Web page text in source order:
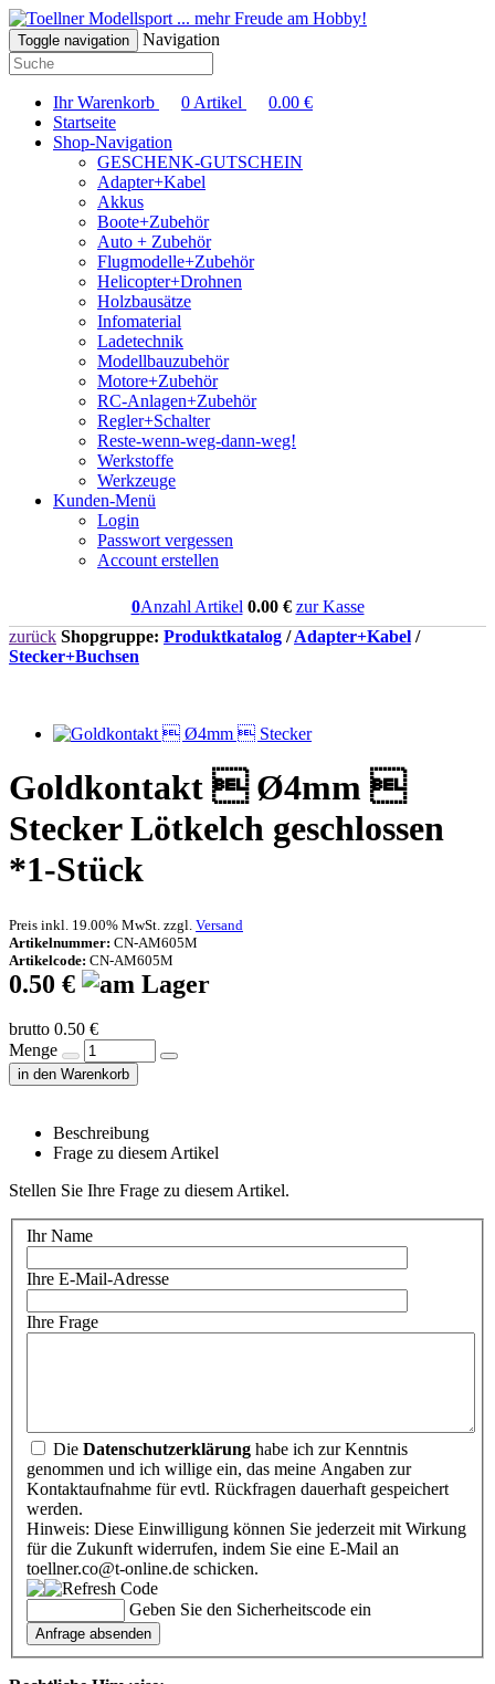
... mehr Freude am Hobby!
Toggle navigation Navigation
Ihr Warenkorb 0 Artikel 0.00 €
Startseite
Shop-Navigation
GESCHENK-GUTSCHEIN
Adapter+Kabel
Akkus
Boote+Zubehör
Auto + Zubehör
Flugmodelle+Zubehör
Helicopter+Drohnen
Holzbausätze
Infomaterial
Ladetechnik
Modellbauzubehör
Motore+Zubehör
RC-Anlagen+Zubehör
Regler+Schalter
Reste-wenn-weg-dann-weg!
Werkstoffe
Werkzeuge
Kunden-Menü
Login
Passwort vergessen
Account erstellen
0Anzahl Artikel 0.00€ zur Kasse
zurück Shopgruppe: Produktkatalog /Adapter+Kabel /
Stecker+Buchsen
Goldkontakt  Ø4mm 
Stecker Lötkelch geschlossen
*1-Stück
Preis inkl. 19.00% MwSt. zzgl. Versand
Artikelnummer: CN-AM605M
Artikelcode: CN-AM605M
0.50 €
brutto 0.50 €
Menge
in den Warenkorb
Beschreibung
Frage zu diesem Artikel
Stellen Sie Ihre Frage zu diesem Artikel.
Ihr Name
Ihre E-Mail-Adresse
Ihre Frage
Die Datenschutzerklärung habe ich zur Kenntnis
genommen und ich willige ein, das meine Angaben zur
Kontaktaufnahme für evtl. Rückfragen dauerhaft gespeichert
werden.
Hinweis: Diese Einwilligung können Sie jederzeit mit Wirkung
für die Zukunft widerrufen, indem Sie eine E-Mail an
toellner.co@t-online.de schicken.
Geben Sie den Sicherheitscode ein